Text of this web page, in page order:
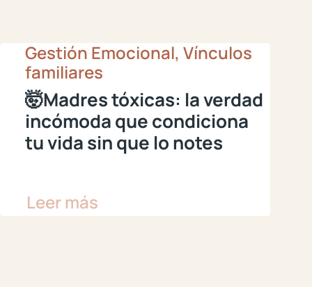
Gestión Emocional, Vínculos
familiares
🤯Madres tóxicas: la verdad
incómoda que condiciona
tu vida sin que lo notes
Leer más